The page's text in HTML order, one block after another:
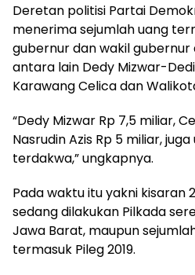
Deretan politisi Partai
menerima sejumlah uang
gubernur dan wakil
antara lain Dedy Mizwar-
Karawang Celica dan
“Dedy Mizwar Rp 7,5 miliar,
Nasrudin Azis Rp 5 miliar,
terdakwa,” ungkapnya.
Pada waktu itu yakni kisaran
sedang dilakukan Pilkada
Jawa Barat, maupun
termasuk Pileg 2019.